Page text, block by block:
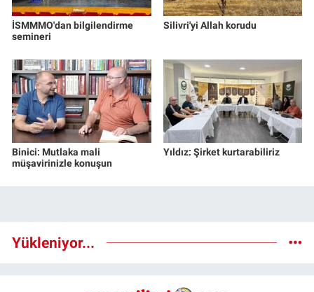
İSMMMO'dan bilgilendirme
semineri
Silivri'yi Allah korudu
Binici: Mutlaka mali
müşavirinizle konuşun
Yıldız: Şirket kurtarabiliriz
Yükleniyor...